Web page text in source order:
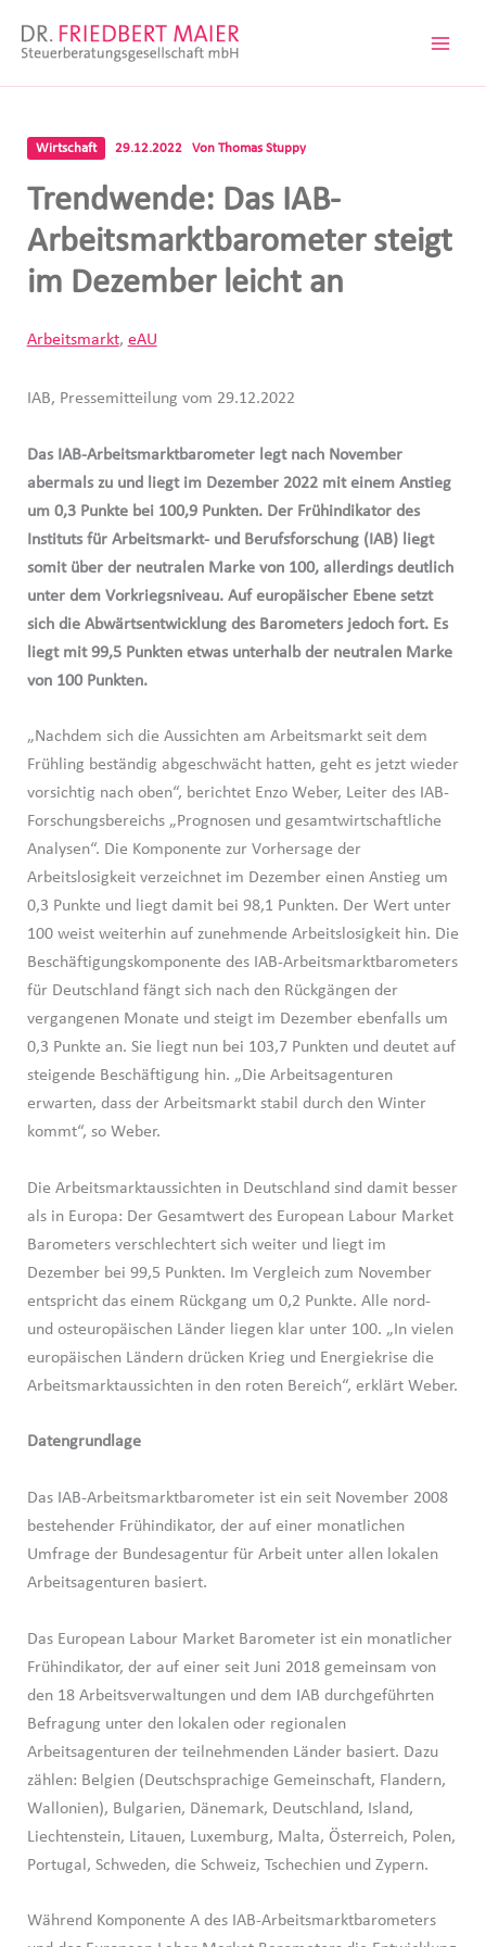
Inhalt
Wirtschaft 29.12.2022 Von Thomas Stuppy
Trendwende: Das IAB-
Arbeitsmarktbarometer steigt
im Dezember leicht an
Arbeitsmarkt, eAU
IAB, Pressemitteilung vom 29.12.2022
Das IAB-Arbeitsmarktbarometer legt nach November
abermals zu und liegt im Dezember 2022 mit einem Anstieg
um 0,3 Punkte bei 100,9 Punkten. Der Frühindikator des
Instituts für Arbeitsmarkt- und Berufsforschung (IAB) liegt
somit über der neutralen Marke von 100, allerdings deutlich
unter dem Vorkriegsniveau. Auf europäischer Ebene setzt
sich die Abwärtsentwicklung des Barometers jedoch fort. Es
liegt mit 99,5 Punkten etwas unterhalb der neutralen Marke
von 100 Punkten.
„Nachdem sich die Aussichten am Arbeitsmarkt seit dem
Frühling beständig abgeschwächt hatten, geht es jetzt wieder
vorsichtig nach oben“, berichtet Enzo Weber, Leiter des IAB-
Forschungsbereichs „Prognosen und gesamtwirtschaftliche
Analysen“. Die Komponente zur Vorhersage der
Arbeitslosigkeit verzeichnet im Dezember einen Anstieg um
0,3 Punkte und liegt damit bei 98,1 Punkten. Der Wert unter
100 weist weiterhin auf zunehmende Arbeitslosigkeit hin. Die
Beschäftigungskomponente des IAB-Arbeitsmarktbarometers
für Deutschland fängt sich nach den Rückgängen der
vergangenen Monate und steigt im Dezember ebenfalls um
0,3 Punkte an. Sie liegt nun bei 103,7 Punkten und deutet auf
steigende Beschäftigung hin. „Die Arbeitsagenturen
erwarten, dass der Arbeitsmarkt stabil durch den Winter
kommt“, so Weber.
Die Arbeitsmarktaussichten in Deutschland sind damit besser
als in Europa: Der Gesamtwert des European Labour Market
Barometers verschlechtert sich weiter und liegt im
Dezember bei 99,5 Punkten. Im Vergleich zum November
entspricht das einem Rückgang um 0,2 Punkte. Alle nord-
und osteuropäischen Länder liegen klar unter 100. „In vielen
europäischen Ländern drücken Krieg und Energiekrise die
Arbeitsmarktaussichten in den roten Bereich“, erklärt Weber.
Datengrundlage
Das IAB-Arbeitsmarktbarometer ist ein seit November 2008
bestehender Frühindikator, der auf einer monatlichen
Umfrage der Bundesagentur für Arbeit unter allen lokalen
Arbeitsagenturen basiert.
Das European Labour Market Barometer ist ein monatlicher
Frühindikator, der auf einer seit Juni 2018 gemeinsam von
den 18 Arbeitsverwaltungen und dem IAB durchgeführten
Befragung unter den lokalen oder regionalen
Arbeitsagenturen der teilnehmenden Länder basiert. Dazu
zählen: Belgien (Deutschsprachige Gemeinschaft, Flandern,
Wallonien), Bulgarien, Dänemark, Deutschland, Island,
Liechtenstein, Litauen, Luxemburg, Malta, Österreich, Polen,
Portugal, Schweden, die Schweiz, Tschechien und Zypern.
Während Komponente A des IAB-Arbeitsmarktbarometers